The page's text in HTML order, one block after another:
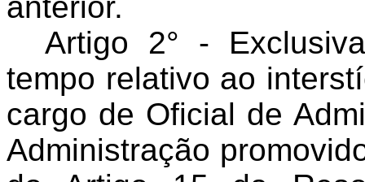
Artigo 2° -
tempo relativo ao
cargo de Oficial de
Administração